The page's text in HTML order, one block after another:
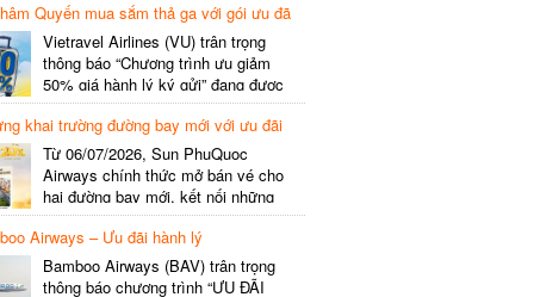
Quyến mua sắm thả ga với gói ưu đã
gói cước
Vietravel Airlines (VU) trân trọng
thông báo “Chương trình ưu giảm
50% giá hành lý ký gửi” đang được
triển khai cho đường bay quốc tế mới
kết nối từ TP. Hồ Chí Minh
(SGN) đi Thâm Quyến – Trung Quốc
(SZX), chi tiết như sau: LỊCH BAY
CHI TIẾT Đường bay SHCB Giờ khởi
hành Giờ đến Tần suất…
khai trường đường bay mới với ưu đãi
Từ 06/07/2026, Sun PhuQuoc
Airways chính thức mở bán vé cho
hai đường bay mới, kết nối những
điểm đến giàu trải nghiệm, giúp hành
khách khám phá vẻ đẹp thiên nhiên
và văn hóa của miền Trung Việt Nam.
Thông tin đường bay mới Đường bay
Airways – Ưu đãi hành lý
Bamboo Airways (BAV) trân trọng
thông báo chương trình “ƯU ĐÃI